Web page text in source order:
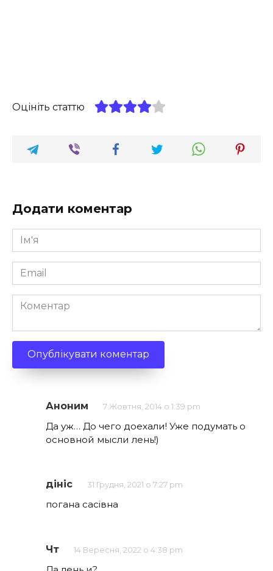
Оцініть статтю
Додати коментар
Ім'я
*
Email
*
Коментар
Аноним 7 Жовтня, 2014 о 1:39 pm
Да уж… До чего доехали! Уже подумать о
основной мысли лень!)
дініс 31 Грудня, 2021 о 7:27 pm
погана сасівна
Чт 14 Вересня, 2022 о 4:38 pm